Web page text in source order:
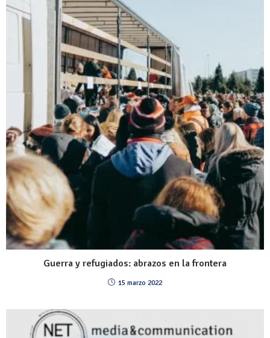
Guerra y refugiados: abrazos en la frontera
15 marzo 2022